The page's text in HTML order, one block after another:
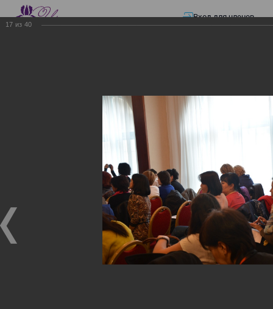
Вход для членов
Презентации—
Изменения в трудовом и налоговом
законодательстве: Обязательное медицинское страхование, всеобщее
налоговое декларирование, изменения в налоговом законодательстве
2017 года в части ИПН и СН
Изменения в трудовом и
налоговом
законодательстве:
Обязательное
медицинское страхование,
17 из 40